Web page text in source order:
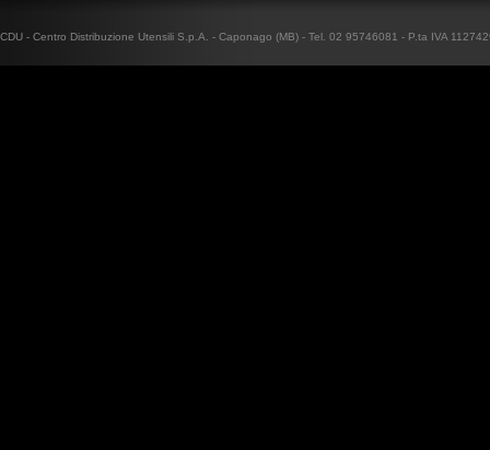
CDU - Centro Distribuzione Utensili S.p.A. - Caponago (MB) - Tel. 02 95746081 - P.ta IVA